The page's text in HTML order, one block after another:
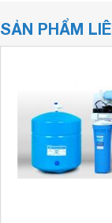
SẢN PHẨM